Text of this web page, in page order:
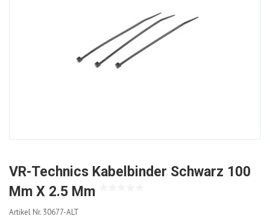
VR-Technics Kabelbinder Schwarz 100
Mm X 2.5 Mm
30677-
Artikel Nr. 30677-ALT